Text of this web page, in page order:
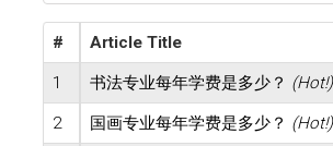
校友
探索更多
Account
# Article Title
1 书法专业每年学费是多少？ (Hot!)
2 国画专业每年学费是多少？ (Hot!)